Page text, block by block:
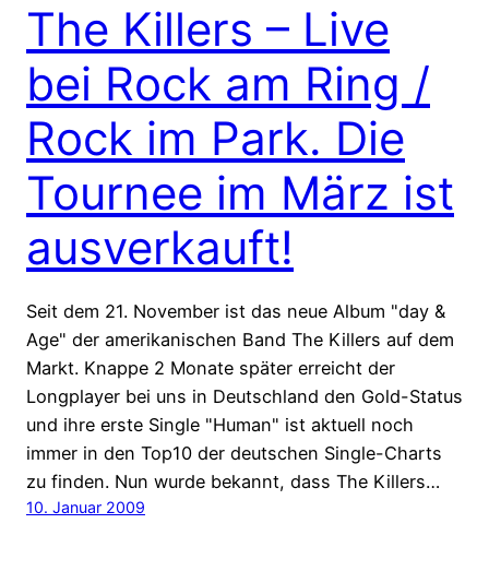
The Killers – Live
bei Rock am Ring /
Rock im Park. Die
Tournee im März ist
ausverkauft!
Seit dem 21. November ist das neue Album "day &
Age" der amerikanischen Band The Killers auf dem
Markt. Knappe 2 Monate später erreicht der
Longplayer bei uns in Deutschland den Gold-Status
und ihre erste Single "Human" ist aktuell noch
immer in den Top10 der deutschen Single-Charts
zu finden. Nun wurde bekannt, dass The Killers…
10. Januar 2009